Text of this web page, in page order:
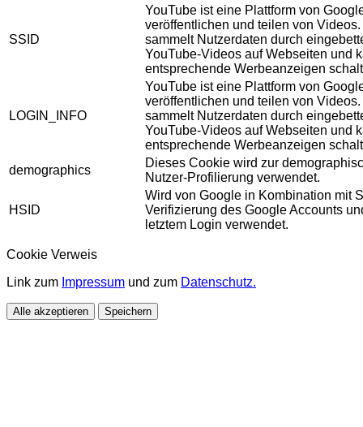
SSID
YouTube ist eine Plattform von
veröffentlichen und teilen von
sammelt Nutzerdaten durch
YouTube-Videos auf Webseiten und
entsprechende Werbeanzeigen
LOGIN_INFO
YouTube ist eine Plattform von
veröffentlichen und teilen von
sammelt Nutzerdaten durch
YouTube-Videos auf Webseiten und
entsprechende Werbeanzeigen
demographics
Dieses Cookie wird zur
Nutzer-Profilierung verwendet.
HSID
Wird von Google in Kombination mit
Verifizierung des Google Accounts
letztem Login verwendet.
Cookie Verweis
Link zum Impressum und zum Datenschutz.
Alle akzeptieren Speichern